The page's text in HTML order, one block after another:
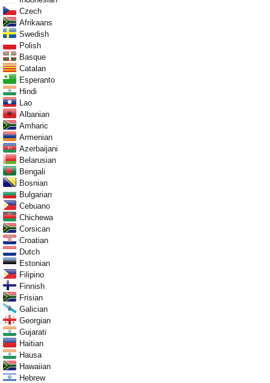
Czech
Afrikaans
Swedish
Polish
Basque
Catalan
Esperanto
Hindi
Lao
Albanian
Amharic
Armenian
Azerbaijani
Belarusian
Bengali
Bosnian
Bulgarian
Cebuano
Chichewa
Corsican
Croatian
Dutch
Estonian
Filipino
Finnish
Frisian
Galician
Georgian
Gujarati
Haitian
Hausa
Hawaiian
Hebrew